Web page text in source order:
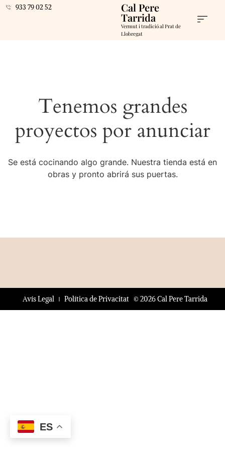
933 79 02 52 Cal Pere
Tarrida
Vermut i tradició al Prat de
Llobregat
Tenemos grandes
proyectos por anunciar
Se está cocinando algo grande. Nuestra tienda está en
obras y pronto abrirá sus puertas.
© 2026 Cal Pere Tarrida
Avís Legal Política de Privacitat
ES